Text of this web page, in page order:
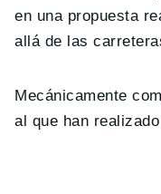
en una propuesta
allá de las
Mecánicamente
al que han